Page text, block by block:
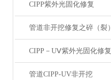
CIPP紫外光固化修复
CIPP－UⅤ紫外光固化修复
管道CIPP-UV非开挖